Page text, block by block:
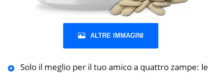
ALTRE IMMAGINI
Solo il meglio per il tuo amico a quattro zampe: le